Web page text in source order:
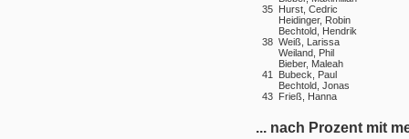
35 Hurst, Cedric
Heidinger, Robin
Bechtold, Hendrik
38 Weiß, Larissa
Weiland, Phil
Bieber, Maleah
41
Bubeck, Paul
Bechtold, Jonas
43 Frieß, Hanna
... nach Prozent mit